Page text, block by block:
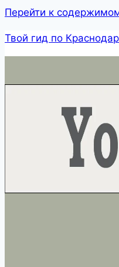
Перейти к
Твой гид по